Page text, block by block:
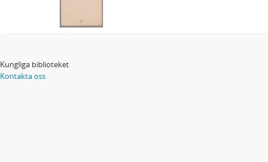
Kungliga biblioteket
Kontakta oss